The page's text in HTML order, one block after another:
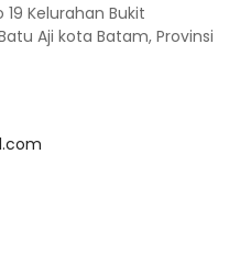
19 Kelurahan Bukit
Aji kota Batam, Provinsi